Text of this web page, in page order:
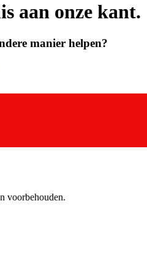
aan onze kant.
manier helpen?
voorbehouden.